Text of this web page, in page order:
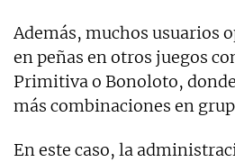
Además, muchos usuarios
en peñas en otros juegos
Primitiva o Bonoloto,
más combinaciones en
En este caso, la